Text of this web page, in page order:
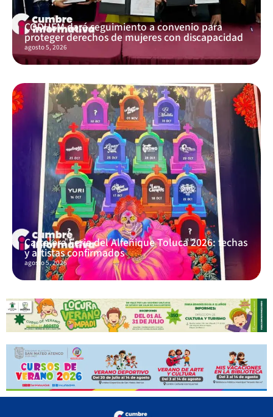
CODHEM dará seguimiento a convenio para
proteger derechos de mujeres con discapacidad
agosto 5, 2026
Cartelera Feria del Alfeñique Toluca 2026: fechas
y artistas confirmados
agosto 5, 2026